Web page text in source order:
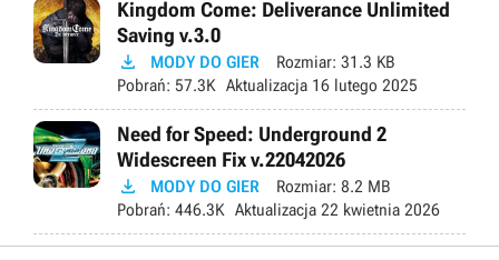
Kingdom Come: Deliverance Unlimited
Saving v.3.0
 MODY DO GIER Rozmiar: 31.3 KB
Pobrań: 57.3K Aktualizacja 16 lutego 2025
Need for Speed: Underground 2
Widescreen Fix v.22042026
 MODY DO GIER Rozmiar: 8.2 MB
Pobrań: 446.3K Aktualizacja 22 kwietnia 2026